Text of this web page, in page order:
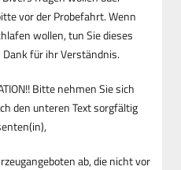
vor der Probefahrt. Wenn
wollen, tun Sie dieses
für ihr Verständnis.
Bitte nehmen Sie sich
den unteren Text sorgfältig
ab, die nicht vor